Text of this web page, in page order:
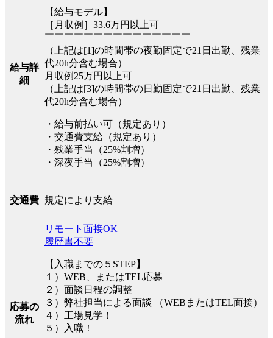
給与詳
細
【給与モデル】
［月収例］33.6万円以上可
￣￣￣￣￣￣￣￣￣￣￣￣￣￣￣
（上記は[1]の時間帯の夜勤固定で21日出勤、残業
代20h分含む場合）
月収例25万円以上可
（上記は[3]の時間帯の日勤固定で21日出勤、残業
代20h分含む場合）
・給与前払い可（規定あり）
・交通費支給（規定あり）
・残業手当（25%割増）
・深夜手当（25%割増）
交通費 規定により支給
応募の
流れ
リモート面接OK
履歴書不要
【入職までの５STEP】
１）WEB、またはTEL応募
２）面談日程の調整
３）弊社担当による面談 （WEBまたはTEL面接）
４）工場見学！
５）入職！